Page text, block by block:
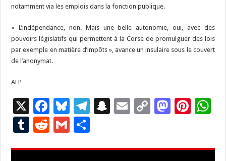
notamment via les emplois dans la fonction publique.
« L’indépendance, non. Mais une belle autonomie, oui, avec des
pouvoirs législatifs qui permettent à la Corse de promulguer des lois
par exemple en matière d’impôts », avance un insulaire sous le couvert
de l’anonymat.
AFP
X
F
ac
e
b
Bl
u
es
ky
T
gr
S
p
E
l
C
y
M
d
Pi
es
T
R
d
G
ai ta